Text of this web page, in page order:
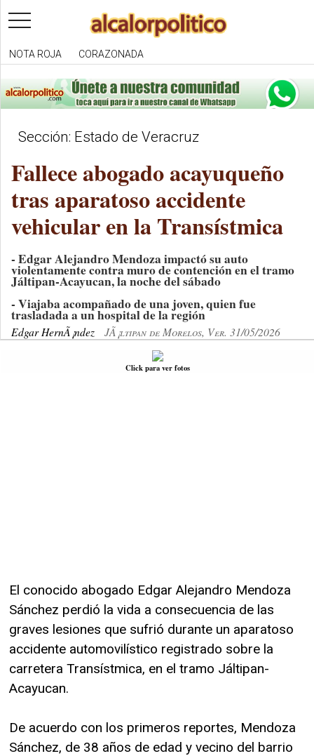
toggle
navigation
NOTA ROJA CORAZONADA
Sección: Estado de Veracruz
Fallece abogado acayuqueño
tras aparatoso accidente
vehicular en la Transístmica
- Edgar Alejandro Mendoza impactó su auto
violentamente contra muro de contención en el tramo
Jáltipan-Acayucan, la noche del sábado
- Viajaba acompañado de una joven, quien fue
trasladada a un hospital de la región
Edgar HernÃ¡ndez JÃ¡ltipan de Morelos, Ver. 31/05/2026
Click para ver fotos
El conocido abogado Edgar Alejandro Mendoza
Sánchez perdió la vida a consecuencia de las
graves lesiones que sufrió durante un aparatoso
accidente automovilístico registrado sobre la
carretera Transístmica, en el tramo Jáltipan-
Acayucan.
De acuerdo con los primeros reportes, Mendoza
Sánchez, de 38 años de edad y vecino del barrio